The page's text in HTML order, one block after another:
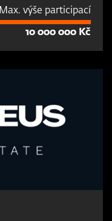
Max. výše participací
10 000 000 Kč